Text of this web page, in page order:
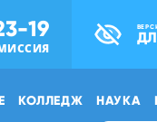
19
КОЛЛЕДЖ НАУКА